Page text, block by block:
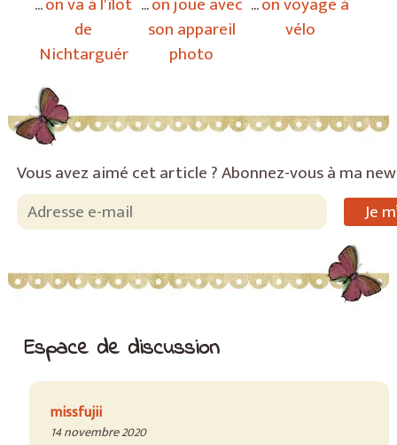
de
Nichtarguér
son appareil
photo
vélo
Vous avez aimé cet article ? Abonnez-vous à ma
Espace de discussion
missfujii
14 novembre 2020